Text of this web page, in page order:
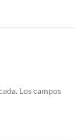
Los campos